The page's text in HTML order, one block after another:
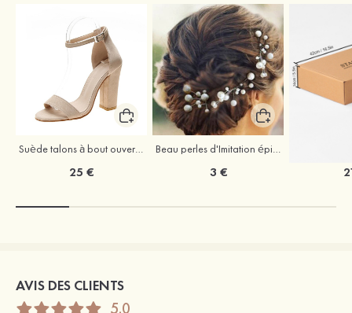
Suède talons à bout ouvert sandales talon bottier chaussures pour les soirées
25 €
Beau perles d'Imitation épingles à cheveux coiffe
3 €
AVIS DES CLIENTS
5.0